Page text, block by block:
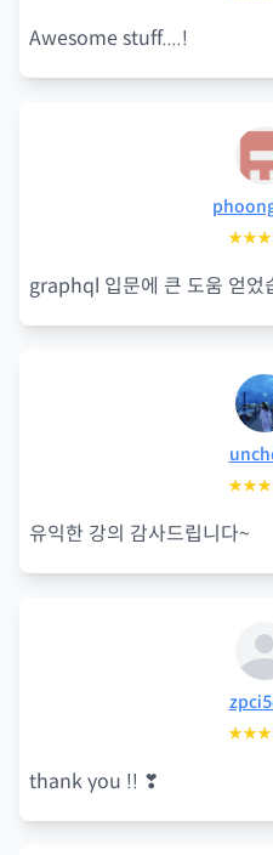
Awesome stuff....!
graphql 입문에 큰 도움 얻었
유익한 강의 감사드립니다~
thank you !! ❣